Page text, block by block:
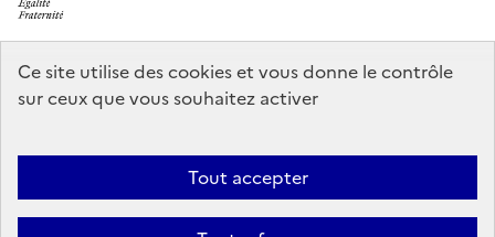
Ce site utilise des cookies et vous donne le contrôle
sur ceux que vous souhaitez activer
Tout accepter
education.gouv.fr
enseignementsup-recherche.gouv.fr